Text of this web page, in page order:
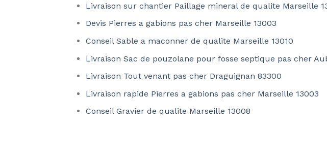
Livraison sur chantier Paillage mineral de qualite Marseille
Devis Pierres a gabions pas cher Marseille 13003
Conseil Sable a maconner de qualite Marseille 13010
Livraison Sac de pouzolane pour fosse septique pas cher
Livraison Tout venant pas cher Draguignan 83300
Livraison rapide Pierres a gabions pas cher Marseille 13003
Conseil Gravier de qualite Marseille 13008